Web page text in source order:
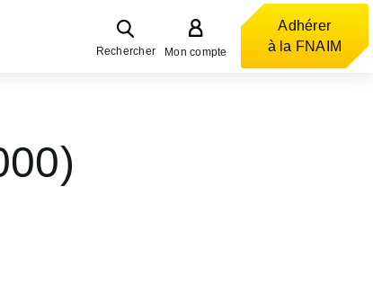
Rechercher Mon compte
Adhérer
à la FNAIM